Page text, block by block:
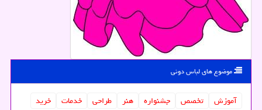
موضوع های لباس دونی
آموزش تخصص جشنواره هنر طراحی خدمات
خرید